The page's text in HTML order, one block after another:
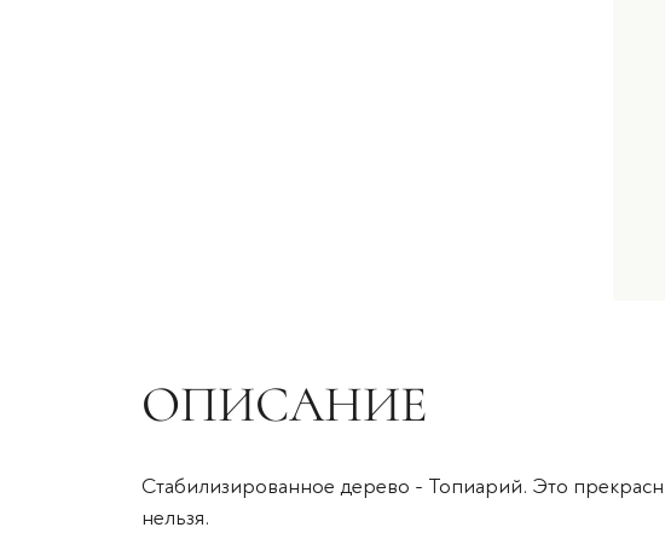
ОПИСАНИЕ
Стабилизированное дерево - Топиарий. Это
нельзя.